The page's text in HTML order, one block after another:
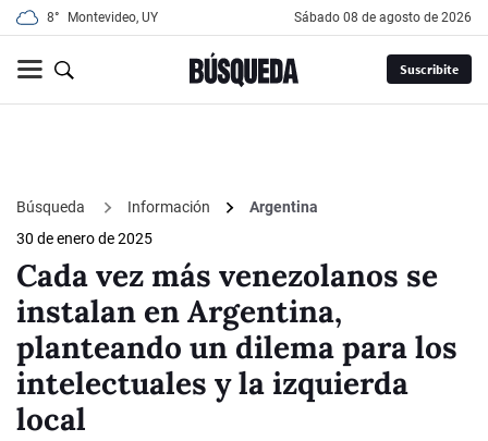
8° Montevideo, UY sábado 08 de agosto de 2026
Suscribite
Búsqueda Información
Argentina
30 de enero de 2025
Cada vez más venezolanos se
instalan en Argentina,
planteando un dilema para los
intelectuales y la izquierda
local